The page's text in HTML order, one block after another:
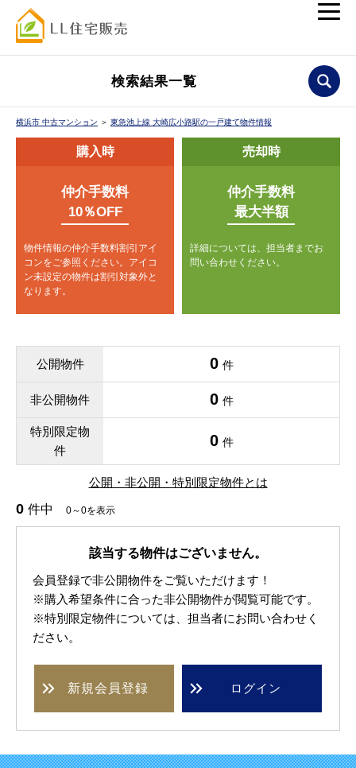
検索結果一覧
横浜市 中古マンション ＞ 東急池上線 大崎広小路駅の一戸建て物件情報
購入時
仲介手数料
10％OFF
物件情報の仲介手数料割引アイ
コンをご参照ください。 アイコ
ン未設定の物件は割引対象外と
なります。
売却時
仲介手数料
最大半額
詳細については、担当者までお
問い合わせください。
公開物件 0 件
非公開物件 0 件
特別限定物
件
0 件
公開・非公開・特別限定物件とは
0 件中 0～0を表示
該当する物件はございません。
会員登録で非公開物件をご覧いただけます！
※購入希望条件に合った非公開物件が閲覧可能です。
※特別限定物件については、担当者にお問い合わせく
ださい。
新規会員登録 ログイン